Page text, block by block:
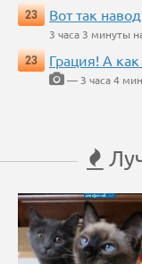
23
Вот так
3 часа 3 минуты
23
Грация! А
— 3 часа 4